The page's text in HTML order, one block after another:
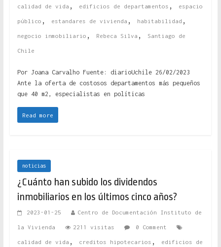
calidad de vida , edificios de departamentos , espacio
público , estandares de vivienda , habitabilidad ,
negocio inmobiliario , Rebeca Silva , Santiago de
Chile
Por Joana Carvalho Fuente: diarioUchile 26/02/2023
Ante la oferta de costosos departamentos más pequeños
que 40 m2, especialistas en políticas
Read more
noticias
¿Cuánto han subido los dividendos
inmobiliarios en los últimos cinco años?
2023-01-25 Centro de Documentación Instituto de
la Vivienda 2211 visitas 0 Comment
calidad de vida , creditos hipotecarios , edificios de